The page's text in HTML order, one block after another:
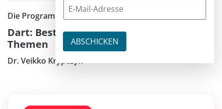
Die Programmiersprache Dart kennenlernen – Teil 5
Dart: Best Practices und fortgeschrittene
Themen
Dr. Veikko Krypczyk